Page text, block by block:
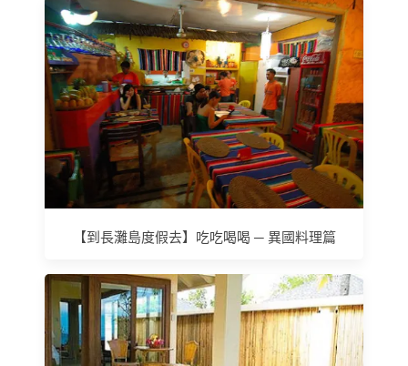
【到長灘島度假去】吃吃喝喝 ─ 異國料理篇